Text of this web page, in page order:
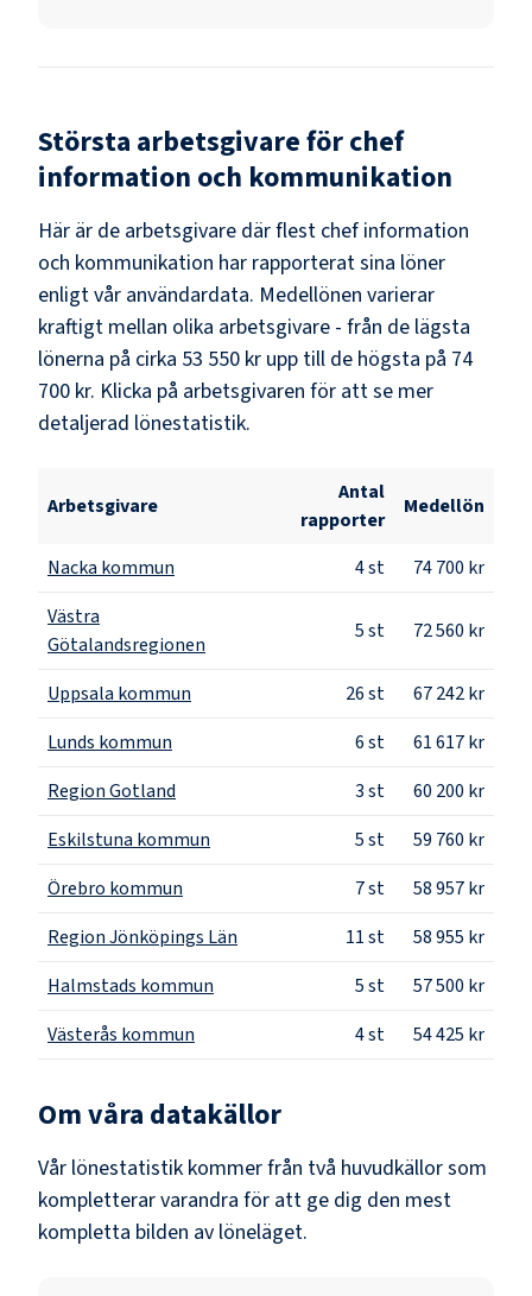
Största arbetsgivare förchef
information och kommunikation
Här är de arbetsgivare där flest chef information
och kommunikation har rapporterat sina löner
enligt vår användardata. Medellönen varierar
kraftigt mellan olika arbetsgivare - från de lägsta
lönerna på cirka 53 550 kr upp till de högsta på 74
700 kr. Klicka på arbetsgivaren för att se mer
detaljerad lönestatistik.
Arbetsgivare
Antal
rapporter
Medellön
Nacka kommun 4st
74 700 kr
Västra
Götalandsregionen
5st 72 560 kr
Uppsala kommun 26st
67 242 kr
Lunds kommun
6st
61 617 kr
Region Gotland
3st
60 200 kr
Eskilstuna kommun
5st
59 760 kr
Örebro kommun
7st
58 957 kr
Region Jönköpings Län
11st
58 955 kr
Halmstads kommun
5st
57 500 kr
Västerås kommun
4st 54 425 kr
Om våra datakällor
Vår lönestatistik kommer från två huvudkällor som
kompletterar varandra för att ge dig den mest
kompletta bilden av löneläget.